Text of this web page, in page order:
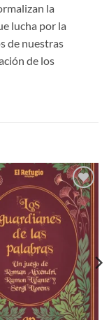
la
lucha por la
de nuestras
de los
Añadir
a la
lista de
deseos